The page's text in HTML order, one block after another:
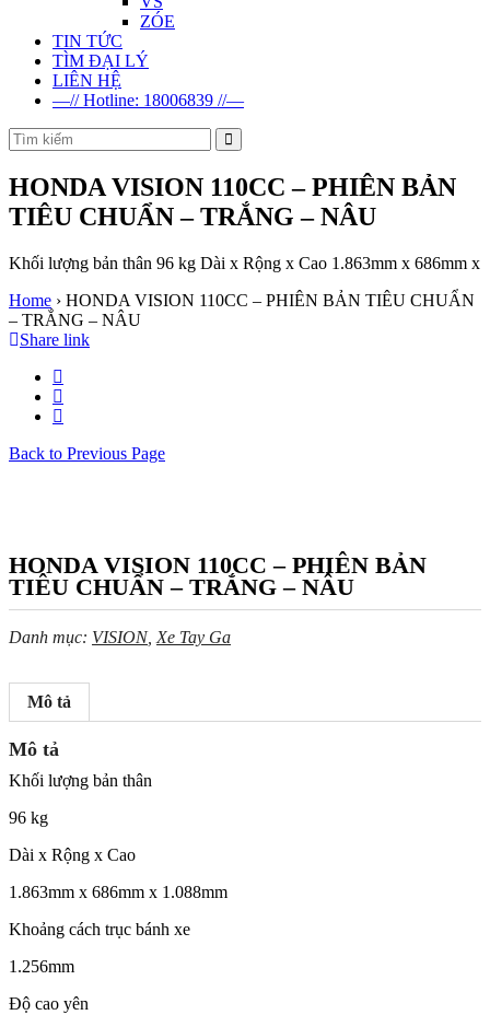
ZÓE
TIN TỨC
TÌM ĐẠI LÝ
LIÊN HỆ
—// Hotline: 18006839 //—
HONDA VISION 110CC – PHIÊN BẢN
TIÊU CHUẨN – TRẮNG – NÂU
Khối lượng bản thân 96 kg Dài x Rộng x Cao 1.863mm x 686mm x
Home › HONDA VISION 110CC – PHIÊN BẢN TIÊU CHUẨN
– TRẮNG – NÂU
Share link
Back to Previous Page
HONDA VISION 110CC – PHIÊN BẢN
TIÊU CHUẨN – TRẮNG – NÂU
Danh mục: VISION, Xe Tay Ga
Mô tả
Mô tả
Khối lượng bản thân
96 kg
Dài x Rộng x Cao
1.863mm x 686mm x 1.088mm
Khoảng cách trục bánh xe
1.256mm
Độ cao yên